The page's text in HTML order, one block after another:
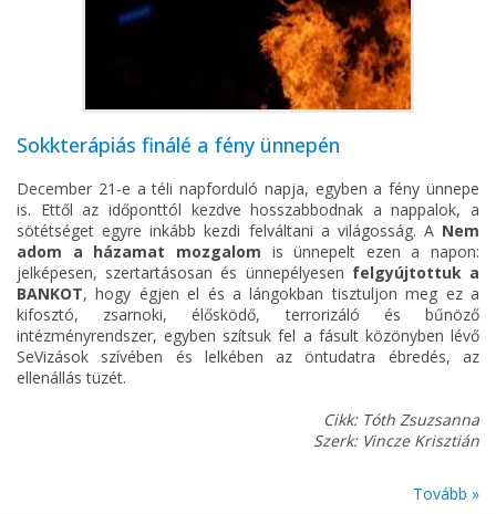
Sokkterápiás finálé a fény ünnepén
December 21-e a téli napforduló napja, egyben a fény ünnepe
is. Ettől az időponttól kezdve hosszabbodnak a nappalok, a
sötétséget egyre inkább kezdi felváltani a világosság. A Nem
adom a házamat mozgalom is ünnepelt ezen a napon:
jelképesen, szertartásosan és ünnepélyesen felgyújtottuk a
BANKOT, hogy égjen el és a lángokban tisztuljon meg ez a
kifosztó, zsarnoki, élősködő, terrorizáló és bűnöző
intézményrendszer, egyben szítsuk fel a fásult közönyben lévő
SeVizások szívében és lelkében az öntudatra ébredés, az
ellenállás tüzét.
Cikk: Tóth Zsuzsanna
Szerk: Vincze Krisztián
Tovább »